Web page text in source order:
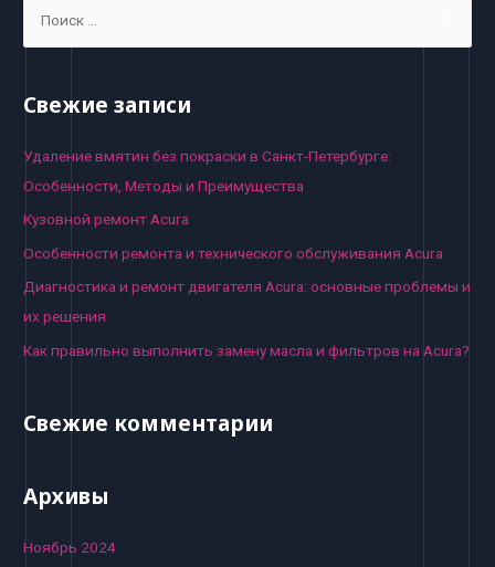
r
h
f
o
Свежие записи
Удаление вмятин без покраски в Санкт-Петербурге:
Особенности, Методы и Преимущества
Кузовной ремонт Acura
Особенности ремонта и технического обслуживания Acura
Диагностика и ремонт двигателя Acura: основные проблемы и
их решения
Как правильно выполнить замену масла и фильтров на Acura?
Свежие комментарии
Архивы
Ноябрь 2024